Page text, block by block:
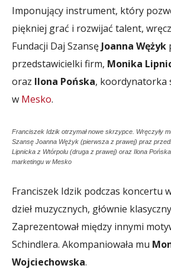
Imponujący instrument, który
piękniej grać i rozwijać talent,
Fundacji Daj Szansę Joanna Wężyk
przedstawicielki firm, Monika
oraz Ilona Pońska, koordynatorka
w Mesko.
Franciszek Idzik otrzymał nowe skrzypce. Wręczyły
Szansę Joanna Wężyk (pierwsza z prawej) praz
Lipnicka z Wtórpolu (druga z prawej) oraz Ilona
marketingu w Mesko
Franciszek Idzik podczas koncertu
dzieł muzycznych, głównie
Zaprezentował między innymi
Schindlera. Akompaniowała mu
Wojciechowska.